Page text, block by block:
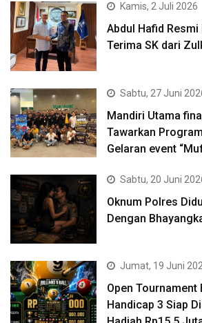
Kamis, 2 Juli 2026
Abdul Hafid Resmi
Terima SK dari
Sabtu, 27 Juni
Mandiri Utama
Tawarkan
Gelaran event
Sabtu, 20 Juni
Oknum Polres
Dengan
Jumat, 19 Juni
Open Tournament
Handicap 3 Siap